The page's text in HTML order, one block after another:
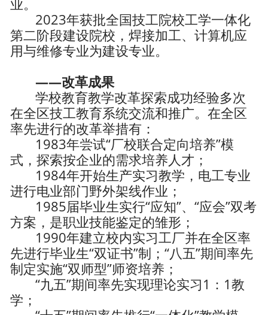
业。
2023年获批全国技工院校工学一体化
第二阶段建设院校，焊接加工、计算机应
用与维修专业为建设专业。
——改革成果
学校教育教学改革探索成功经验多次
在全区技工教育系统交流和推广。在全区
率先进行的改革举措有：
1983年尝试“厂校联合定向培养”模
式，探索按企业的需求培养人才；
1984年开始生产实习教学，电工专业
进行电业部门野外架线作业；
1985届毕业生实行“应知”、“应会”双考
方案，是职业技能鉴定的雏形；
1990年建立校内实习工厂并在全区率
先进行毕业生“双证书”制；“八五”期间率先
制定实施“双师型”师资培养；
“九五”期间率先实现理论实习1：1教
学；